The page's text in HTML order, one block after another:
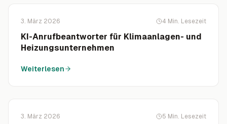
3. März 2026 4 Min. Lesezeit
KI-Anrufbeantworter für Klimaanlagen- und
Heizungsunternehmen
Weiterlesen
3. März 2026 5 Min. Lesezeit